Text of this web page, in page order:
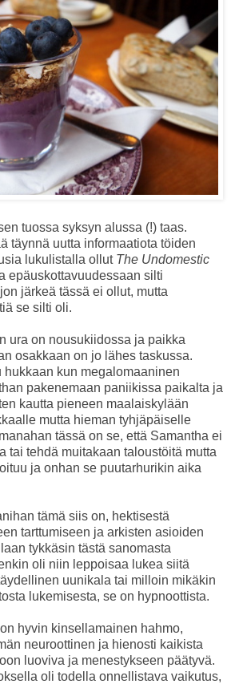
tuossa syksyn alussa (!) taas.
täynnä uutta informaatiota töiden
lukulistalla ollut The Undomestic
epäuskottavuudessaan silti
järkeä tässä ei ollut, mutta
se silti oli.
ura on nousukiidossa ja paikka
osakkaan on jo lähes taskussa.
kun megalomaaninen
pakenemaan paniikissa paikalta ja
kautta pieneen maalaiskylään
mutta hieman tyhjäpäiselle
tässä on se, että Samantha ei
tai tehdä muitakaan taloustöitä mutta
ja onhan se puutarhurikin aika
tämä siis on, hektisestä
tarttumiseen ja arkisten asioiden
tykkäsin tästä sanomasta
oli niin leppoisaa lukea siitä
uunikala tai milloin mikäkin
lukemisesta, se on hypnoottista.
hyvin kinsellamainen hahmo,
neuroottinen ja hienosti kaikista
luoviva ja menestykseen päätyvä.
oli todella onnellistava vaikutus,